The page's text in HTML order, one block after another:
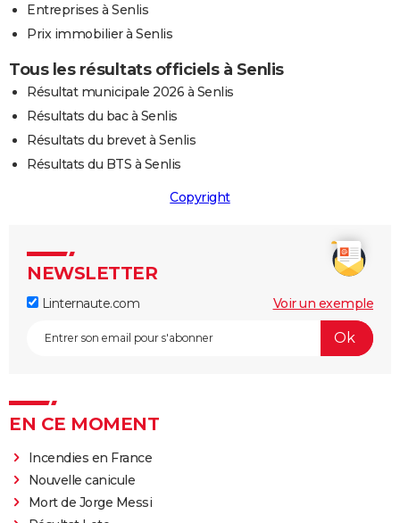
Entreprises à Senlis
Prix immobilier à Senlis
Tous les résultats officiels à Senlis
Résultat municipale 2026 à Senlis
Résultats du bac à Senlis
Résultats du brevet à Senlis
Résultats du BTS à Senlis
Copyright
NEWSLETTER
Linternaute.com Voir un exemple
EN CE MOMENT
Incendies en France
Nouvelle canicule
Mort de Jorge Messi